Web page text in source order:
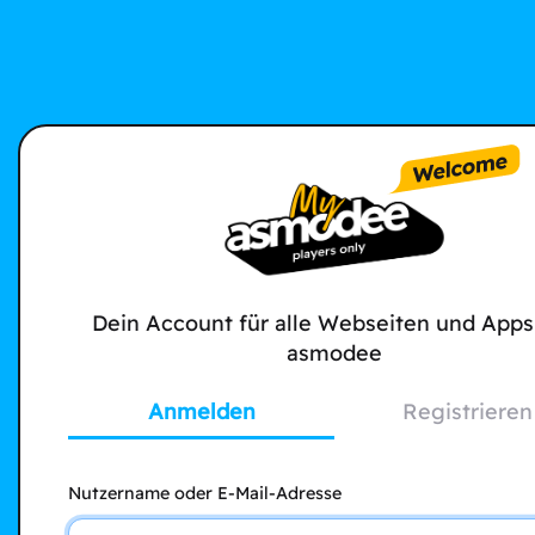
Dein Account für alle Webseiten und
asmodee
Anmelden Registrieren
Nutzername oder E-Mail-Adresse